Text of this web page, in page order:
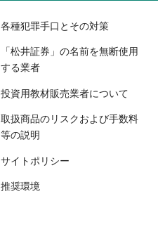
各種犯罪手口とその対策
「松井証券」の名前を無断使用
する業者
投資用教材販売業者について
取扱商品のリスクおよび手数料
等の説明
サイトポリシー
推奨環境